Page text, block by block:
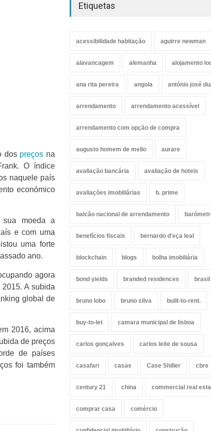
dos preços na
O índice
naquele país
económico
sua moeda a
e com uma
uma forte
ano.
agora
A subida
global de
2016, acima
de preços
de países
foi também
Etiquetas
acessibilidade habitação aguirre newman
alavancagem alemanha alojamento
ana rita pereira angola antónio josé
arrendamento arrendamento acessível
arrendamento com opção de compra
augusto homem de mello aurare
avaliação bancária avaliação de hoteis
avaliações imobiliárias b. prime
balcão nacional de arrendamento
benefícios fiscais bernardo d'eça leal
blockchain blogs bolha imobiliária
bond yields branded residences brasil
bruno lobo bruno silva built-to-rent.
buy-to-let camara municipal de lisboa
carlos gonçalves carlos leite de sousa
casafari casas Case Shiller cbre
century 21 china commercial real
comprar casa comércio